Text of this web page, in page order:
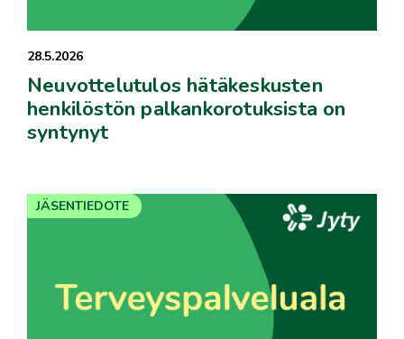
28.5.2026
Neuvottelutulos hätäkeskusten
henkilöstön palkankorotuksista on
syntynyt
JÄSENTIEDOTE